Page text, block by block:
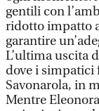
gentili con
ridotto impatto
garantire
L’ultima uscita
dove i simpatici
Savonarola, in
Mentre